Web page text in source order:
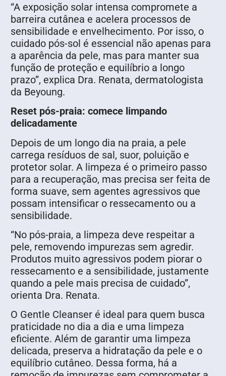
“A exposição solar intensa compromete a
barreira cutânea e acelera processos de
sensibilidade e envelhecimento. Por isso, o
cuidado pós-sol é essencial não apenas para
a aparência da pele, mas para manter sua
função de proteção e equilíbrio a longo
prazo”, explica Dra. Renata, dermatologista
da Beyoung.
Reset pós-praia: comece limpando
delicadamente
Depois de um longo dia na praia, a pele
carrega resíduos de sal, suor, poluição e
protetor solar. A limpeza é o primeiro passo
para a recuperação, mas precisa ser feita de
forma suave, sem agentes agressivos que
possam intensificar o ressecamento ou a
sensibilidade.
“No pós-praia, a limpeza deve respeitar a
pele, removendo impurezas sem agredir.
Produtos muito agressivos podem piorar o
ressecamento e a sensibilidade, justamente
quando a pele mais precisa de cuidado”,
orienta Dra. Renata.
O Gentle Cleanser é ideal para quem busca
praticidade no dia a dia e uma limpeza
eficiente. Além de garantir uma limpeza
delicada, preserva a hidratação da pele e o
equilíbrio cutâneo. Dessa forma, há a